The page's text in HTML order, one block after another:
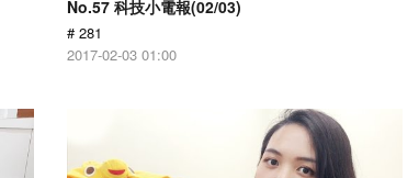
No.57 科技小電報(02/03)
# 281
2017-02-03 01:00